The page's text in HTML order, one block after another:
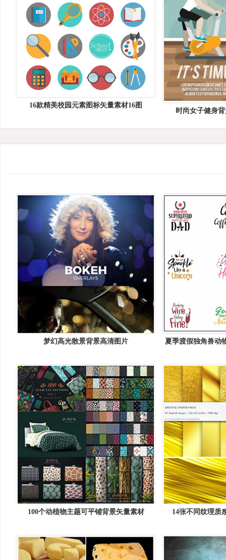
16款精美校园元素图标矢量素材16图
时尚女子健身
梦幻高光散景背景高清图片
夏季渡假独角兽动
100个动植物主题可平铺背景矢量素材 14张不同纹理质